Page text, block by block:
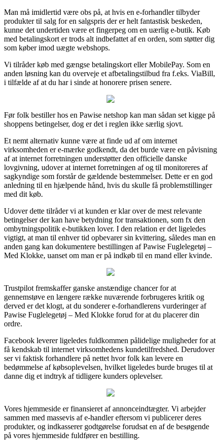
Man må imidlertid være obs på, at hvis en e-forhandler tilbyder
produkter til salg for en salgspris der er helt fantastisk beskeden,
kunne det undertiden være et fingerpeg om en uærlig e-butik. Køb
med betalingskort er trods alt indbefattet af en orden, som støtter dig
som køber imod uægte webshops.
Vi tilråder køb med gængse betalingskort eller MobilePay. Som en
anden løsning kan du overveje et afbetalingstilbud fra f.eks. ViaBill,
i tilfælde af at du har i sinde at honorere prisen senere.
Før folk bestiller hos en Pawise netshop kan man sådan set kigge på
shoppens betingelser, dog er det i reglen ikke særlig sjovt.
Et nemt alternativ kunne være at finde ud af om internet
virksomheden er e-mærke godkendt, da det burde være en påvisning
af at internet forretningen understøtter den officielle danske
lovgivning, udover at internet forretningen af og til monitoreres af
sagkyndige som forstår de gældende bestemmelser. Dette er en god
anledning til en hjælpende hånd, hvis du skulle få problemstillinger
med dit køb.
Udover dette tilråder vi at kunden er klar over de mest relevante
betingelser der kan have betydning for transaktionen, som fx den
ombytningspolitik e-butikken lover. I den relation er det ligeledes
vigtigt, at man til enhver tid opbevarer sin kvittering, således man en
anden gang kan dokumentere bestillingen af Pawise Fuglelegetøj –
Med Klokke, uanset om man er på indkøb til en mand eller kvinde.
Trustpilot fremskaffer ganske anstændige chancer for at
gennemstøve en længere række nuværende forbrugeres kritik og
derved er det klogt, at du sonderer e-forhandlerens vurderinger af
Pawise Fuglelegetøj – Med Klokke forud for at du placerer din
ordre.
Facebook leverer ligeledes fuldkommen pålidelige muligheder for at
få kendskab til internet virksomhedens kundetilfredshed. Derudover
ser vi faktisk forhandlere på nettet hvor folk kan levere en
bedømmelse af købsoplevelsen, hvilket ligeledes burde bruges til at
danne dig et indtryk af tidligere kunders oplevelser.
Vores hjemmeside er finansieret af annonceindtægter. Vi arbejder
sammen med massevis af e-handler eftersom vi publicerer deres
produkter, og indkasserer godtgørelse forudsat en af de besøgende
på vores hjemmeside fuldfører en bestilling.